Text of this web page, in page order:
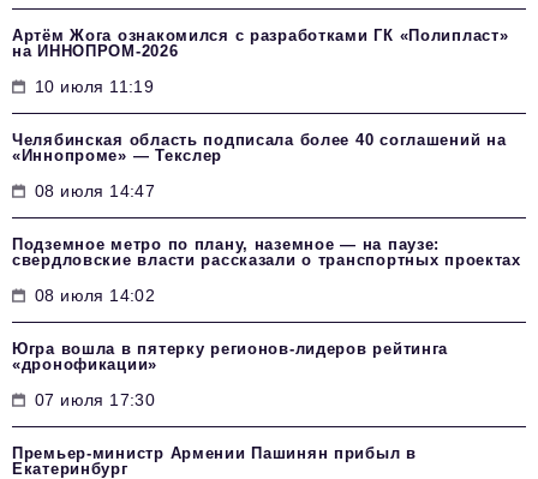
Артём Жога ознакомился с разработками ГК «Полипласт»
на ИННОПРОМ-2026
10 июля 11:19
Челябинская область подписала более 40 соглашений на
«Иннопроме» — Текслер
08 июля 14:47
Подземное метро по плану, наземное — на паузе:
свердловские власти рассказали о транспортных проектах
08 июля 14:02
Югра вошла в пятерку регионов-лидеров рейтинга
«дронофикации»
07 июля 17:30
Премьер-министр Армении Пашинян прибыл в
Екатеринбург